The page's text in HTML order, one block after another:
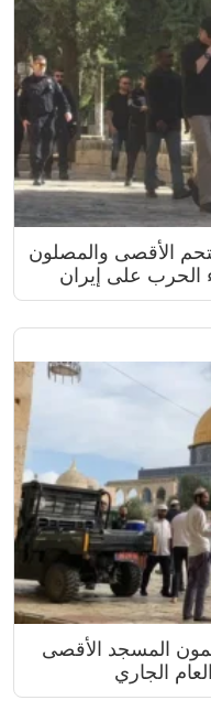
الأقصى والمصلون
الحرب على إيران
يقتحمون المسجد الأقصى
الجاري